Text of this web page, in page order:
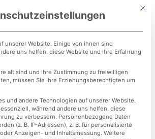
auf die Stadt
Mit
unserer Website. Einige von ihnen sind
uns helfen, diese Website und Ihre Erfahrung
alt sind und Ihre Zustimmung zu freiwilligen
müssen Sie Ihre Erziehungsberechtigten um
und andere Technologien auf unserer Website.
während andere uns helfen, diese
zu verbessern. Personenbezogene Daten
(z. B. IP-Adressen), z. B. für personalisierte
Anzeigen- und Inhaltsmessung. Weitere